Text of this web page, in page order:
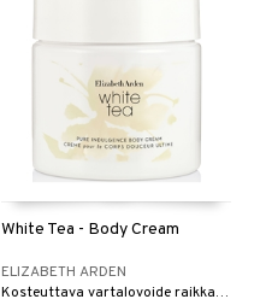
White Tea - Body Cream
ELIZABETH ARDEN
Kosteuttava vartalovoide raikkaalla, pehmeällä tuoksulla - Elizabeth Arden